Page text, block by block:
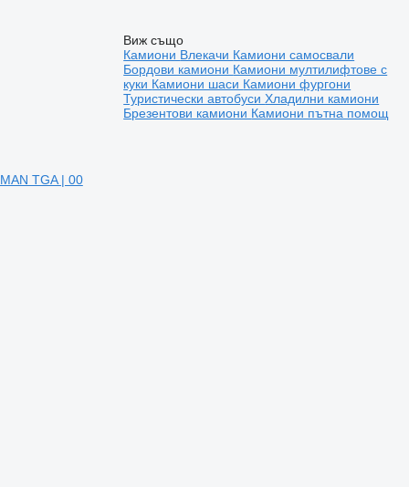
TGA | 00
Виж също
Камиони Влекачи Камиони самосвали
Бордови камиони Камиони мултилифтове с
куки Камиони шаси Камиони фургони
Туристически автобусиХладилни камиони
Брезентови камиони Камиони пътна помощ